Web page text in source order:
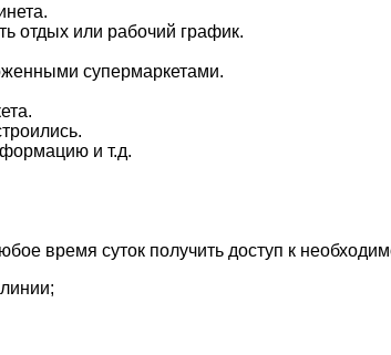
отдых или рабочий график.
супермаркетами.
и т.д.
время суток получить доступ к